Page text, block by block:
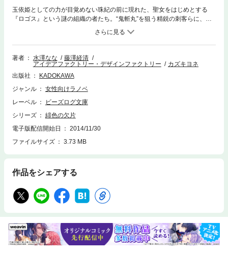
玉依姫としての力が目覚めない珠紀の前に現れた、聖女をはじめとする
『ロゴス』という謎の組織の者たち。“鬼斬丸”を狙う精鋭の刺客らに、拓
磨ら守護五家メンバーはまったく歯が立たない。ボロボロになりながらも
珠紀を守るため戦い続ける彼らを心配するあまり、気持ちがすれ違い始め
る珠紀と拓磨たち……。そんな中、“玉依姫”と“鬼斬丸”のことを調べ始めた
珠紀は『玉依姫の覚醒』に関する情報を知り──!? 守護者たちも恐れる真
の実力者がわかるお楽しみ短編『朱色の喧噪』なども掲載！
著者 水澤なな
藤澤経清
アイデアファクトリー・デザインファクトリー
カズキヨネ
出版社
KADOKAWA
ジャンル
女性向けラノベ
レーベル
ビーズログ文庫
シリーズ
緋色の欠片
電子版配信開始日
2014/11/30
ファイルサイズ
3.73 MB
作品をシェアする